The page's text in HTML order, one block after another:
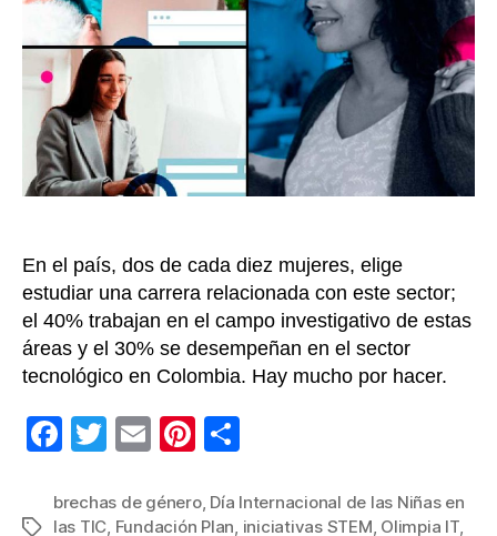
TIC:
IT
busca
y
En el país, dos de cada diez mujeres, elige
estudiar una carrera relacionada con este sector;
el 40% trabajan en el campo investigativo de estas
áreas y el 30% se desempeñan en el sector
tecnológico en Colombia. Hay mucho por hacer.
F
c
T
tt
E
ail
Pi
er m
Etiquetas
brechas de género, Día Internacional de las Niñas en
las TIC, Fundación Plan, iniciativas STEM, Olimpia IT,